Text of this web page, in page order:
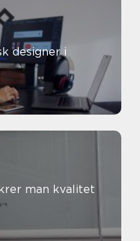
designer i
man kvalitet